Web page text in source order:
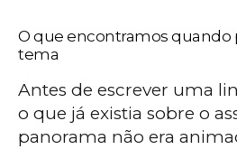
O que encontramos quando
tema
Antes de escrever uma
o que já existia sobre o
panorama não era